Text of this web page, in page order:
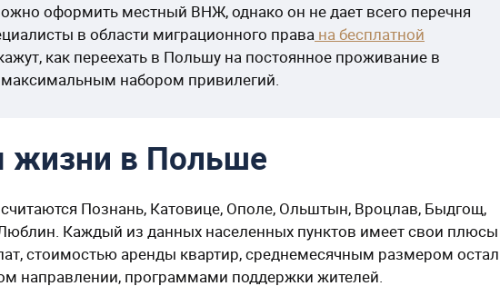
оформить местный ВНЖ, однако он не дает всего перечня
в области миграционного права на бесплатной
как переехать в Польшу на постоянное проживание в
набором привилегий.
жизни в Польше
Познань, Катовице, Ополе, Ольштын, Вроцлав, Быдгощ,
Каждый из данных населенных пунктов имеет свои
стоимостью аренды квартир, среднемесячным размером
направлении, программами поддержки жителей.